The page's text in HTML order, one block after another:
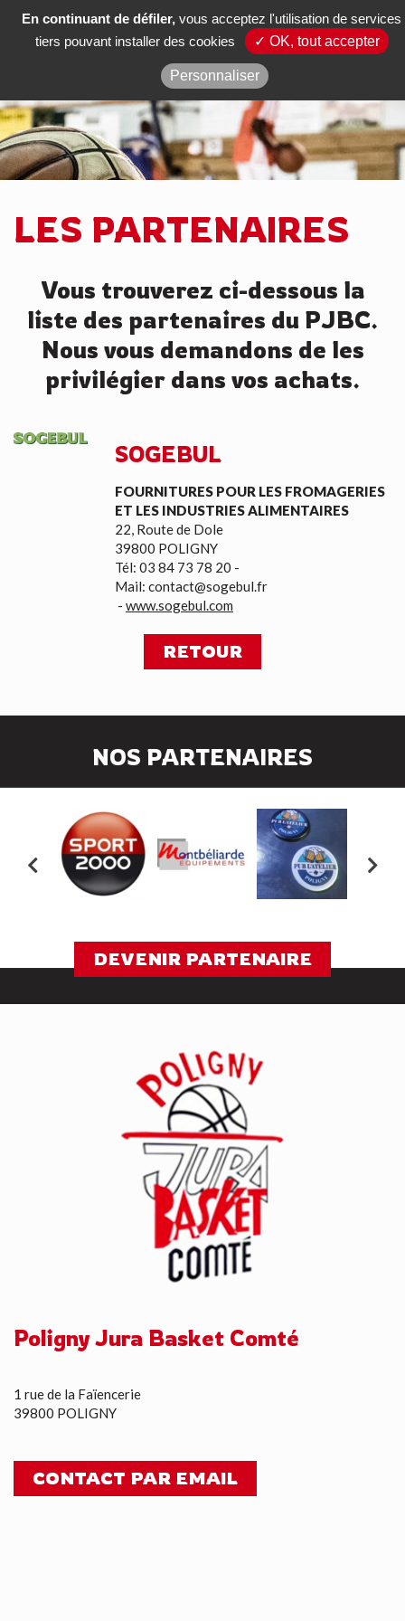
Actus
Poligny Jura Basket Comté
LES PARTENAIRES
Vous trouverez ci-dessous la
liste des partenaires du PJBC.
Nous vous demandons de les
privilégier dans vos achats.
SOGEBUL
FOURNITURES POUR LES FROMAGERIES
ET LES INDUSTRIES ALIMENTAIRES
22, Route de Dole
39800 POLIGNY
Tél: 03 84 73 78 20 -
Mail: contact@sogebul.fr
- www.sogebul.com
RETOUR
NOS PARTENAIRES
DEVENIR PARTENAIRE
Poligny Jura Basket Comté
1 rue de la Faïencerie
39800 POLIGNY
CONTACT PAR EMAIL
En continuant de défiler, vous acceptez l'utilisation de services
tiers pouvant installer des cookies
✓ OK, tout accepter
Personnaliser